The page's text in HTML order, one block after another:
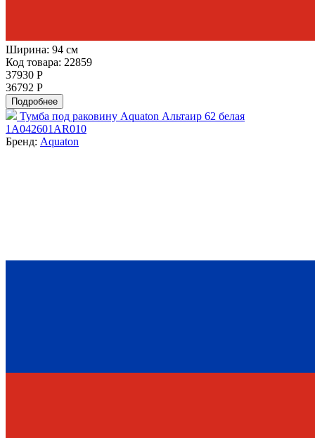
Ширина: 94 см
Код товара: 22859
37930 Р
36792 Р
Подробнее
Тумба под раковину Aquaton Альтаир 62 белая
1A042601AR010
Бренд: Aquaton